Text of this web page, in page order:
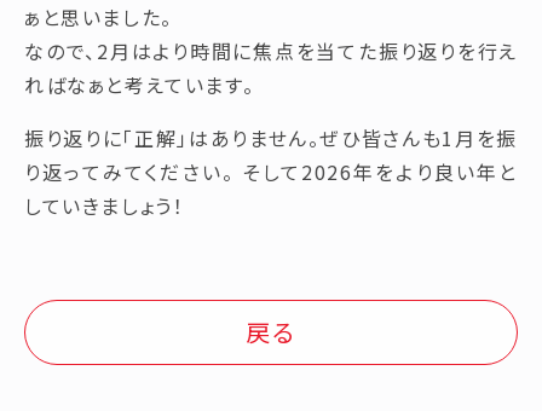
ぁと思いました。
なので、2月はより時間に焦点を当てた振り返りを行え
ればなぁと考えています。
振り返りに「正解」はありません。ぜひ皆さんも1月を振
り返ってみてください。 そして2026年をより良い年と
していきましょう！
戻る